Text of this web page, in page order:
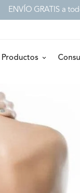
ENVÍO GRATIS a
Productos